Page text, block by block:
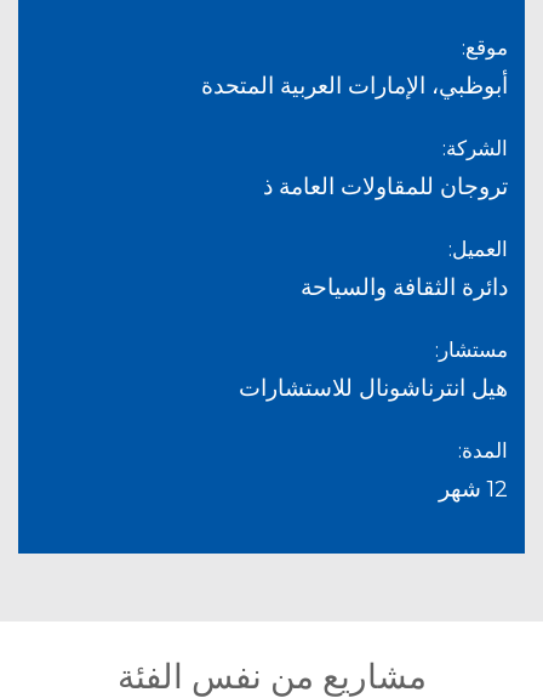
موقع:
أبوظبي، الإمارات العربية المتحدة
الشركة:
تروجان للمقاولات العامة ذ
العميل:
دائرة الثقافة والسياحة
مستشار:
هيل انترناشونال للاستشارات
المدة:
12 شهر
مشاريع من نفس الفئة